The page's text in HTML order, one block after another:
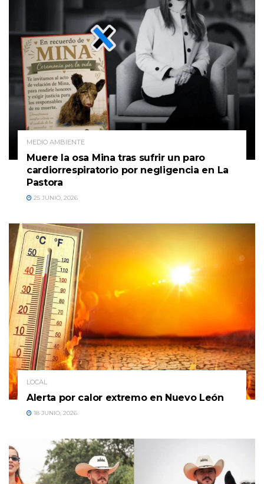
MEDIO AMBIENTE
Muere la osa Mina tras sufrir un paro
cardiorrespiratorio por negligencia en La
Pastora
25 JUNIO, 2026
LOCAL
Alerta por calor extremo en Nuevo León
18 JUNIO, 2026